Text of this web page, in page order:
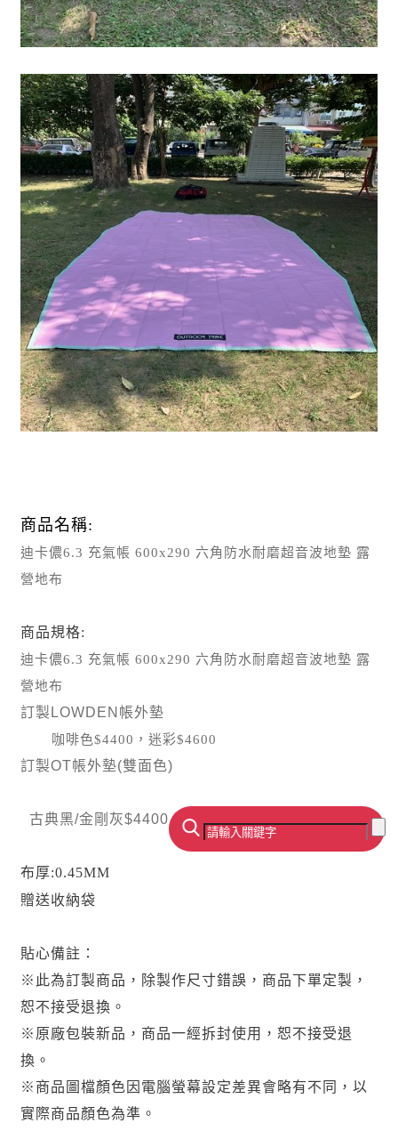
商品名稱:
迪卡儂6.3 充氣帳 600x290 六角防水耐磨超音波地墊 露
營地布
商品規格:
迪卡儂6.3 充氣帳 600x290 六角防水耐磨超音波地墊 露
營地布
訂製LOWDEN帳外墊
咖啡色$4400，迷彩$4600
訂製OT帳外墊(雙面色)
古典黑/金剛灰$4400，櫻花粉/苓香藍$4400
布厚:0.45MM
贈送收納袋
貼心備註：
※此為訂製商品，除製作尺寸錯誤，商品下單定製，
恕不接受退換。
※原廠包裝新品，商品一經拆封使用，恕不接受退
換。
※商品圖檔顏色因電腦螢幕設定差異會略有不同，以
實際商品顏色為準。